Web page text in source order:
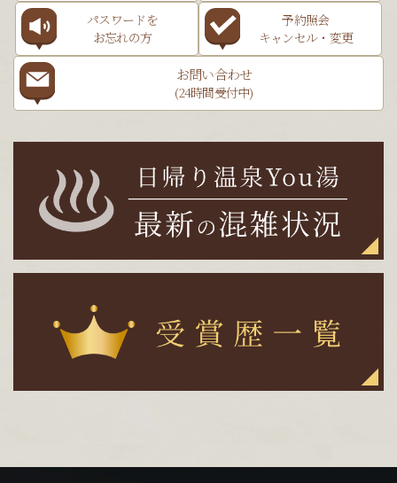
パスワードを
お忘れの方
予約照会
キャンセル・変更
お問い合わせ
(24時間受付中)